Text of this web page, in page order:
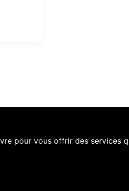
pour vous offrir des services